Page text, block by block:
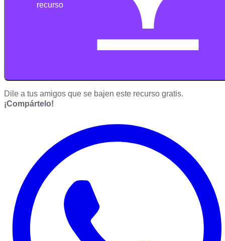
recurso
Dile a tus amigos que se bajen este recurso gratis.
¡Compártelo!